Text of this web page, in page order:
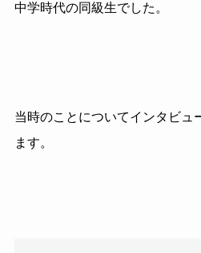
中学時代の同級生でした。
当時のことについてインタビュ
ます。